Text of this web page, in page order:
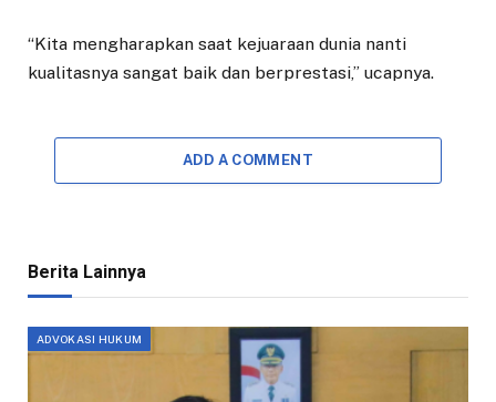
“Kita mengharapkan saat kejuaraan dunia nanti
kualitasnya sangat baik dan berprestasi,” ucapnya.
ADD A COMMENT
Berita Lainnya
ADVOKASI HUKUM